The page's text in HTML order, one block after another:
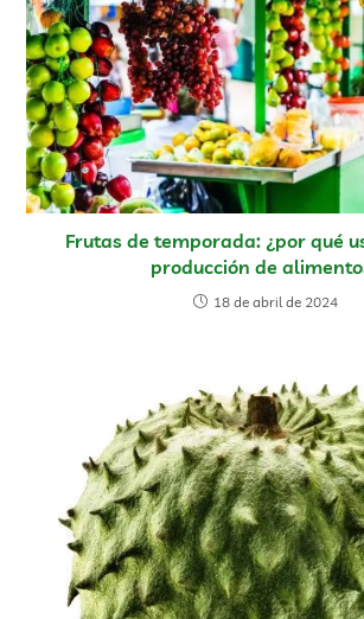
Frutas de temporada: ¿por qué
producción de
18 de abril de 2024